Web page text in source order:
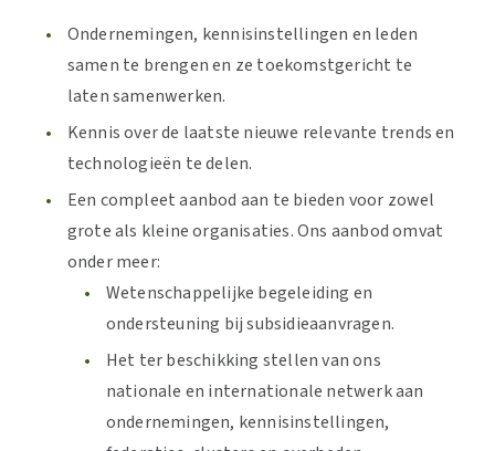
Ondernemingen, kennisinstellingen en leden
samen te brengen en ze toekomstgericht te
laten samenwerken.
Kennis over de laatste nieuwe relevante trends en
technologieën te delen.
Een compleet aanbod aan te bieden voor zowel
grote als kleine organisaties. Ons aanbod omvat
onder meer:
Wetenschappelijke begeleiding en
ondersteuning bij subsidieaanvragen.
Het ter beschikking stellen van ons
nationale en internationale netwerk aan
ondernemingen, kennisinstellingen,